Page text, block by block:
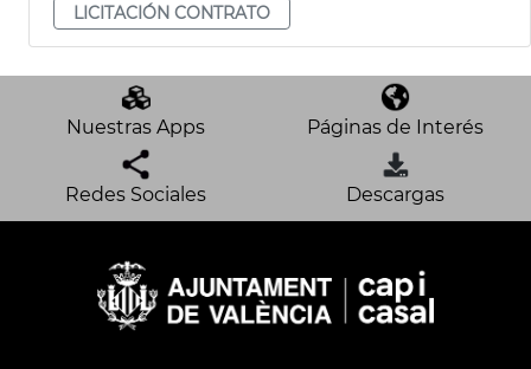
LICITACIÓN CONTRATO
Nuestras Apps Páginas de Interés
Redes Sociales Descargas